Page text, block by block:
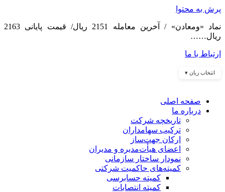
پرش به محتوا
نماد «ومعادن» / آخرین معامله 2151 ریال/ قیمت پایانی 2163
ریال……
ارتباط با ما
انتخاب زبان ▾
صفحه اصلی
درباره ما
تاریخچه شرکت
ترکیب سهامداران
ارکان جهت‌ساز
اعضای هیأت‌مدیره و مدیران
نمودار ساختار سازمانی
کمیته‌های حاکمیت شرکتی
کمیته حسابرسی
کمیته انتصابات